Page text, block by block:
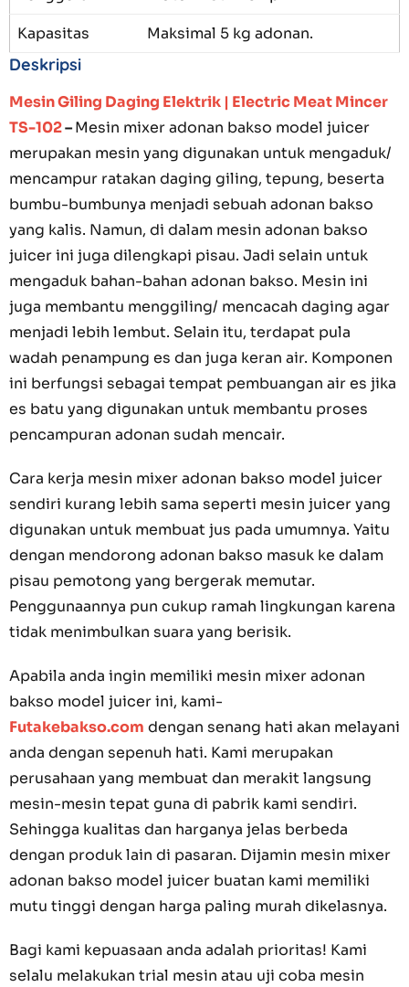
Kapasitas
Maksimal 5 kg adonan.
Deskripsi
Mesin Giling Daging Elektrik | Electric Meat Mincer
TS-102–Mesin mixer adonan bakso model juicer
merupakan mesin yang digunakan untuk mengaduk/
mencampur ratakan daging giling, tepung, beserta
bumbu-bumbunya menjadi sebuah adonan bakso
yang kalis. Namun, di dalam mesin adonan bakso
juicer ini juga dilengkapi pisau. Jadi selain untuk
mengaduk bahan-bahan adonan bakso. Mesin ini
juga membantu menggiling/ mencacah daging agar
menjadi lebih lembut. Selain itu, terdapat pula
wadah penampung es dan juga keran air. Komponen
ini berfungsi sebagai tempat pembuangan air es jika
es batu yang digunakan untuk membantu proses
pencampuran adonan sudah mencair.
Cara kerja mesin mixer adonan bakso model juicer
sendiri kurang lebih sama seperti mesin juicer yang
digunakan untuk membuat jus pada umumnya. Yaitu
dengan mendorong adonan bakso masuk ke dalam
pisau pemotong yang bergerak memutar.
Penggunaannya pun cukup ramah lingkungan karena
tidak menimbulkan suara yang berisik.
Apabila anda ingin memiliki mesin mixer adonan
bakso model juicer ini, kami-
Futakebakso.com dengan senang hati akan melayani
anda dengan sepenuh hati. Kami merupakan
perusahaan yang membuat dan merakit langsung
mesin-mesin tepat guna di pabrik kami sendiri.
Sehingga kualitas dan harganya jelas berbeda
dengan produk lain di pasaran. Dijamin mesin mixer
adonan bakso model juicer buatan kami memiliki
mutu tinggi dengan harga paling murah dikelasnya.
Bagi kami kepuasaan anda adalah prioritas! Kami
selalu melakukan trial mesin atau uji coba mesin